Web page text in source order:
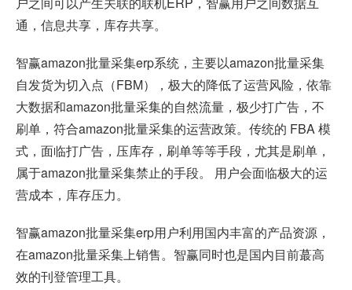
通，信息共享，库存共享。
智赢amazon批量采集erp系统，主要以amazon批量采集
自发货为切入点（FBM），极大的降低了运营风险，依靠
大数据和amazon批量采集的自然流量，极少打广告，不
刷单，符合amazon批量采集的运营政策。传统的 FBA 模
式，面临打广告，压库存，刷单等等手段，尤其是刷单，
属于amazon批量采集禁止的手段。 用户会面临极大的运
营成本，库存压力。
智赢amazon批量采集erp用户利用国内丰富的产品资源，
在amazon批量采集上销售。智赢同时也是国内目前蕞高
效的刊登管理工具。